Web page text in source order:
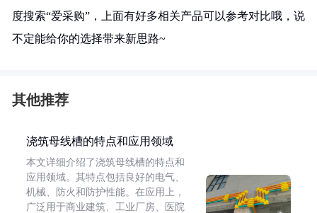
度搜索“爱采购”，上面有好多相关产品可以参考对比哦，说
不定能给你的选择带来新思路~
其他推荐
浇筑母线槽的特点和应用领域
本文详细介绍了浇筑母线槽的特点和
应用领域。其特点包括良好的电气、
机械、防火和防护性能。在应用上，
广泛用于商业建筑、工业厂房、医院